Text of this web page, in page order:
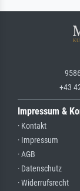
+43
Impressum &
· Kontakt
· Impressum
· AGB
· Datenschutz
· Widerrufsrecht